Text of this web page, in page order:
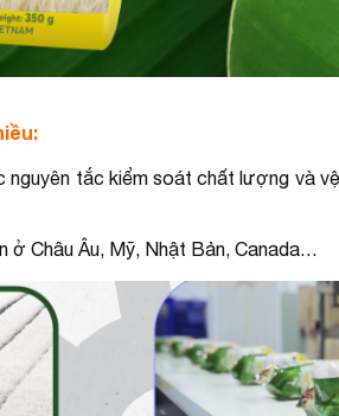
tắc kiểm soát chất lượng và
ở Châu Âu, Mỹ, Nhật Bản, Canada…